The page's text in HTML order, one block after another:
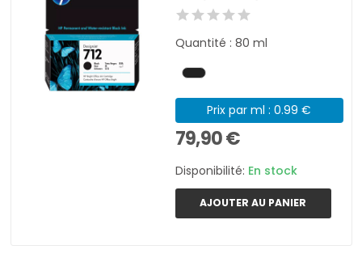
Quantité : 80 ml
Prix par ml : 0.99 €
79,90 €
Disponibilité: En stock
AJOUTER AU PANIER